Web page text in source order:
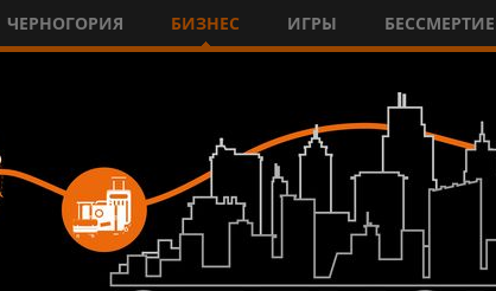
ЧЕРНОГОРИЯ БИЗНЕС ИГРЫ БЕССМЕРТИЕ